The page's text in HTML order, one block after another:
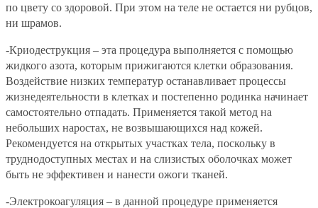
по цвету со здоровой. При этом на теле не остается ни рубцов,
ни шрамов.
-Криодеструкция – эта процедура выполняется с помощью
жидкого азота, которым прижигаются клетки образования.
Воздействие низких температур останавливает процессы
жизнедеятельности в клетках и постепенно родинка начинает
самостоятельно отпадать. Применяется такой метод на
небольших наростах, не возвышающихся над кожей.
Рекомендуется на открытых участках тела, поскольку в
труднодоступных местах и на слизистых оболочках может
быть не эффективен и нанести ожоги тканей.
-Электрокоагуляция – в данной процедуре применяется